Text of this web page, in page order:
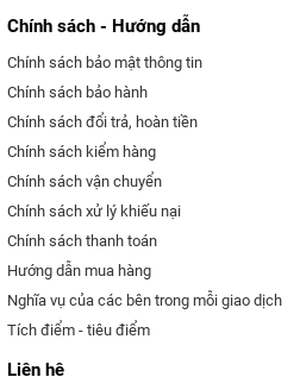
Chính sách - Hướng dẫn
Chính sách bảo mật thông tin
Chính sách bảo hành
Chính sách đổi trả, hoàn tiền
Chính sách kiểm hàng
Chính sách vận chuyển
Chính sách xử lý khiếu nại
Chính sách thanh toán
Hướng dẫn mua hàng
Nghĩa vụ của các bên trong mỗi giao dịch
Tích điểm - tiêu điểm
Liên hệ